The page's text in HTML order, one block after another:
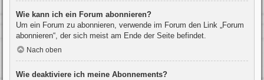
Wie kann ich ein Forum abonnieren?
Um ein Forum zu abonnieren, verwende im Forum den Link „Forum
abonnieren“, der sich meist am Ende der Seite befindet.
Nach oben
Wie deaktiviere ich meine Abonnements?